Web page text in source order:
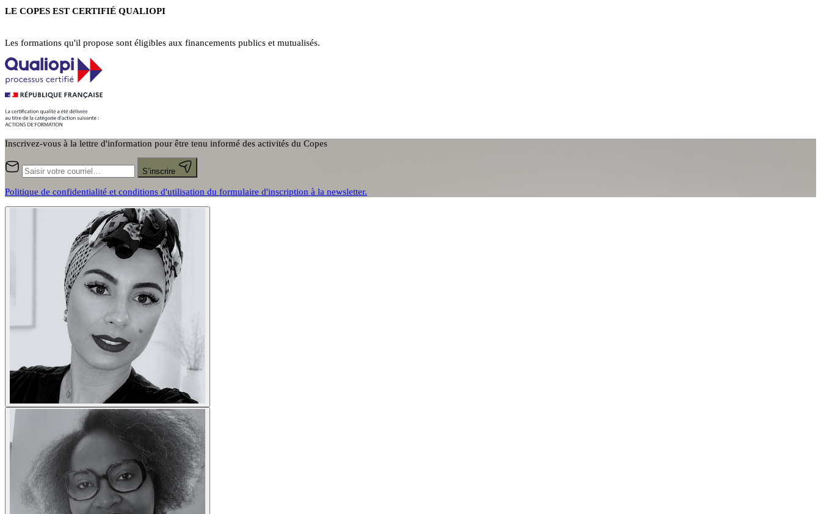
LE COPES EST CERTIFIÉ QUALIOPI
Les formations qu'il propose sont éligibles aux financements publics et mutualisés.
Inscrivez-vous à la lettre d'information pour être tenu informé des activités du Copes
S’inscrire
Politique de confidentialité et conditions d'utilisation du formulaire d'inscription à la newsletter.